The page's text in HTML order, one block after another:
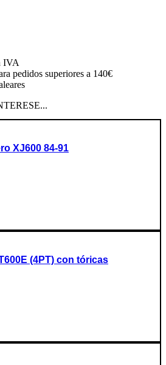
IVA
pedidos superiores a 140€
XJ600 84-91
(4PT) con tóricas